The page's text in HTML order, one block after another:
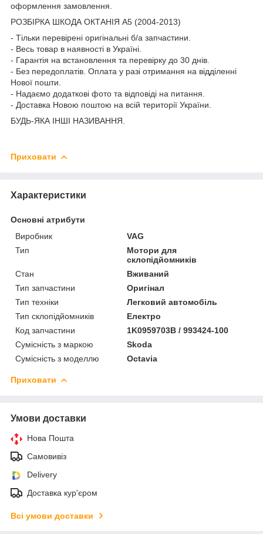
оформлення замовлення.
РОЗБІРКА ШКОДА ОКТАНІЯ A5 (2004-2013)
- Тільки перевірені оригінальні б/а запчастини.
- Весь товар в наявності в Україні.
- Гарантія на встановлення та перевірку до 30 днів.
- Без передоплатів. Оплата у разі отримання на відділенні
Нової пошти.
- Надаємо додаткові фото та відповіді на питання.
- Доставка Новою поштою на всій території України.
БУДЬ-ЯКА ІНШІ НАЗИВАННЯ.
Приховати
Характеристики
Основні атрибути
Виробник
VAG
Тип
Мотори для
склопідйомників
Стан
Вживаний
Тип запчастини
Оригінал
Тип техніки
Легковий автомобіль
Тип склопідйомників
Електро
Код запчастини
1K0959703B / 993424-100
Сумісність з маркою
Skoda
Сумісність з моделлю
Octavia
Приховати
Умови доставки
Нова Пошта
Самовивіз
Delivery
Доставка кур'єром
Всі умови доставки